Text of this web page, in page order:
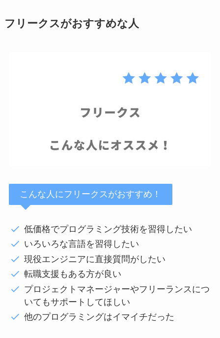
フリークスがおすすめな人
こんな人にフリークスがおすすめ！
低価格でプログラミング技術を習得したい
いろいろな言語を習得したい
現役エンジニアに直接質問がしたい
転職支援もある方が良い
プロジェクトマネージャーやフリーランスにつ
いてもサポートしてほしい
他のプログラミングはイマイチだった